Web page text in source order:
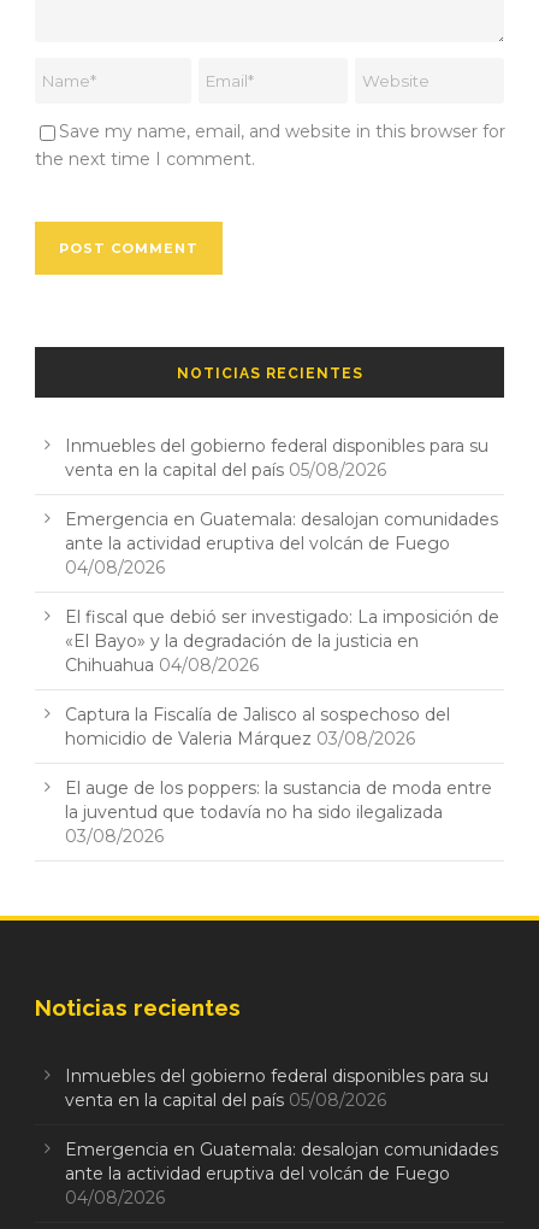
Save my name, email, and website in this browser for
the next time I comment.
NOTICIAS RECIENTES
Inmuebles del gobierno federal disponibles para su
venta en la capital del país 05/08/2026
Emergencia en Guatemala: desalojan comunidades
ante la actividad eruptiva del volcán de Fuego
04/08/2026
El fiscal que debió ser investigado: La imposición de
«El Bayo» y la degradación de la justicia en
Chihuahua 04/08/2026
Captura la Fiscalía de Jalisco al sospechoso del
homicidio de Valeria Márquez 03/08/2026
El auge de los poppers: la sustancia de moda entre
la juventud que todavía no ha sido ilegalizada
03/08/2026
Noticias recientes
Inmuebles del gobierno federal disponibles para su
venta en la capital del país 05/08/2026
Emergencia en Guatemala: desalojan comunidades
ante la actividad eruptiva del volcán de Fuego
04/08/2026